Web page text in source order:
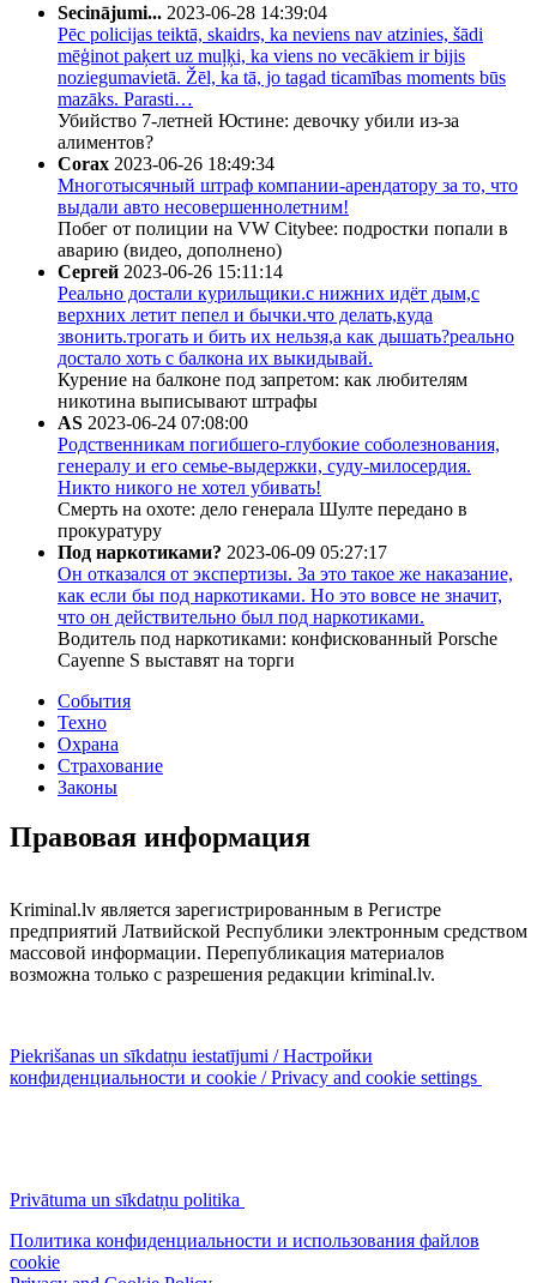
Secinājumi... 2023-06-28 14:39:04
Pēc policijas teiktā, skaidrs, ka neviens nav atzinies, šādi
mēģinot paķert uz muļķi, ka viens no vecākiem ir bijis
noziegumavietā. Žēl, ka tā, jo tagad ticamības moments būs
mazāks. Parasti…
Убийство 7-летней Юстине: девочку убили из-за
алиментов?
Corax 2023-06-26 18:49:34
Многотысячный штраф компании-арендатору за то, что
выдали авто несовершеннолетним!
Побег от полиции на VW Citybee: подростки попали в
аварию (видео, дополнено)
Сергей 2023-06-26 15:11:14
Реально достали курильщики.с нижних идёт дым,с
верхних летит пепел и бычки.что делать,куда
звонить.трогать и бить их нельзя,а как дышать?реально
достало хоть с балкона их выкидывай.
Курение на балконе под запретом: как любителям
никотина выписывают штрафы
AS 2023-06-24 07:08:00
Родственникам погибшего-глубокие соболезнования,
генералу и его семье-выдержки, суду-милосердия.
Никто никого не хотел убивать!
Смерть на охоте: дело генерала Шулте передано в
прокуратуру
Под наркотиками? 2023-06-09 05:27:17
Он отказался от экспертизы. За это такое же наказание,
как если бы под наркотиками. Но это вовсе не значит,
что он действительно был под наркотиками.
Водитель под наркотиками: конфискованный Porsche
Cayenne S выставят на торги
События
Техно
Охрана
Страхование
Законы
Правовая информация
Kriminal.lv является зарегистрированным в Регистре
предприятий Латвийской Республики электронным средством
массовой информации. Перепубликация материалов
возможна только с разрешения редакции kriminal.lv.
Piekrišanas un sīkdatņu iestatījumi / Настройки
конфиденциальности и cookie / Privacy and cookie settings
Privātuma un sīkdatņu politika
Политика конфиденциальности и использования файлов
cookie